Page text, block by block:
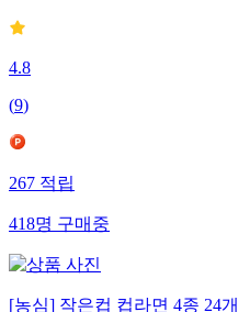
4.8
(9)
267적립
418명구매중